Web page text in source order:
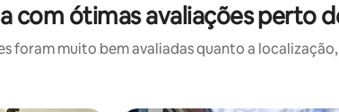
com ótimas avaliações perto
foram muito bem avaliadas quanto a